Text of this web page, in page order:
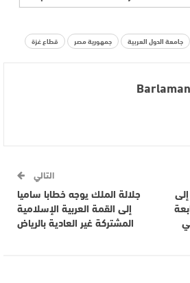
جامعة الدول العربية جمهورية مصر قطاع غزة
التالي
جلالة الملك يوجه خطابا ساميا
إلى القمة العربية الإسلامية
المشتركة غير العادية بالرياض